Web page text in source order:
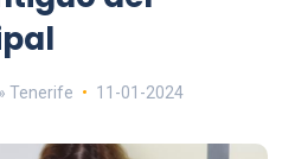
Tenerife 11-01-2024